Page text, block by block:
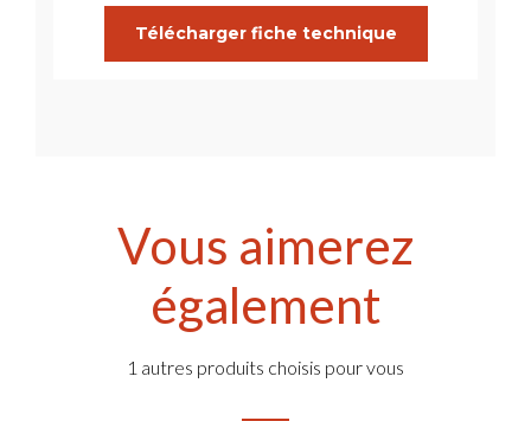
Télécharger fiche technique
Vous aimerez
également
1 autres produits choisis pour vous